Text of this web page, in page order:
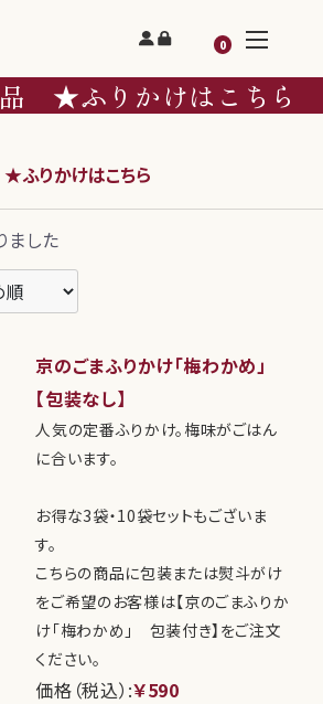
0
★ふりかけはこちら
りかけはこちら
ました
京のごまふりかけ「梅わかめ」
【包装なし】
人気の定番ふりかけ。梅味がごはん
に合います。
お得な3袋・10袋セットもございま
す。
こちらの商品に包装または熨斗がけ
をご希望のお客様は【京のごまふりか
け「梅わかめ」 包装付き】をご注文
ください。
価格（税込）:￥590